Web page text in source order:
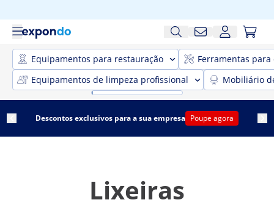
Equipamentos para restauração
Ferramentas para
Equipamentos de limpeza profissional
Mobiliário
Descontos exclusivos para a sua empresa Poupe agora
Lixeiras